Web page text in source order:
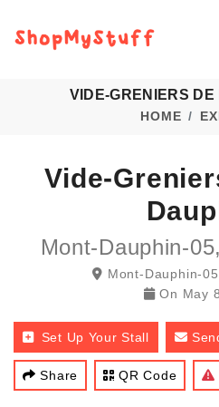
VIDE-GRENIERS DE
HOME
Vide-
Mont-Dauphin-
Mont-Dauphin-
On May
Set Up Your Stall
Share QR Code